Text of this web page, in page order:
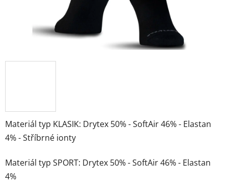
Materiál typ KLASIK: Drytex 50% - SoftAir 46% - Elastan
4% - Stříbrné ionty
Materiál typ SPORT: Drytex 50% - SoftAir 46% - Elastan
4%